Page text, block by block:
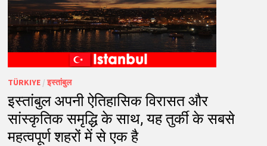
TÜRKIYE/इस्तांबुल
इस्तांबुल अपनी ऐतिहासिक विरासत और
सांस्कृतिक समृद्धि के साथ, यह तुर्की के सबसे
महत्वपूर्ण शहरों में से एक है